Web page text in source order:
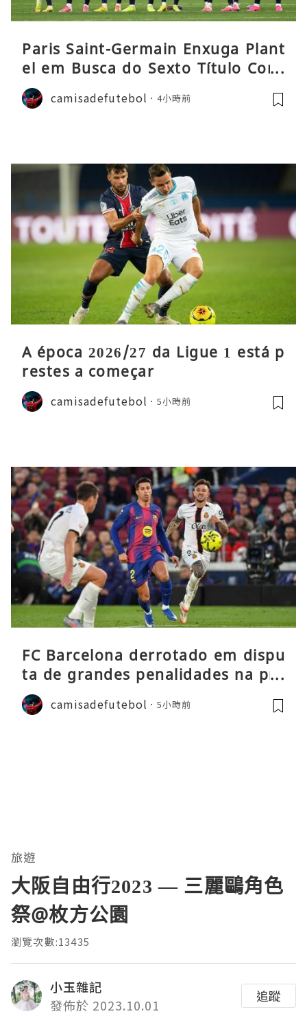
Paris Saint-Germain Enxuga Plant
el em Busca do Sexto Título Cons
ecutivo da Liga
camisadefutebol 4小時前
A época 2026/27 da Ligue 1 está p
restes a começar
camisadefutebol 5小時前
FC Barcelona derrotado em dispu
ta de grandes penalidades na pré
-época
camisadefutebol 5小時前
旅遊
大阪自由行2023 — 三麗鷗角色
祭@枚方公園
瀏覽次數:13435
小玉雜記
發佈於 2023.10.01
追蹤